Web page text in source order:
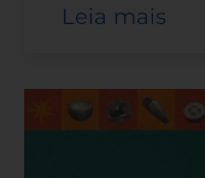
Leia mais